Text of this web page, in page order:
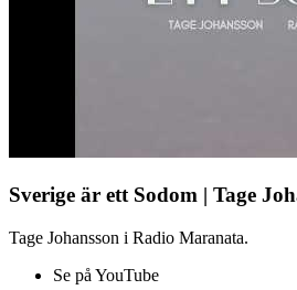
Sverige är ett Sodom | Tage
Tage Johansson i Radio Maranata.
Se på YouTube